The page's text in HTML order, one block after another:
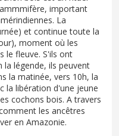
important
La
et continue toute la
moment où les
le fleuve. S'ils ont
légende, ils peuvent
la matinée, vers 10h, la
la libération d'une jeune
cochons bois. A travers
les ancêtres
en Amazonie.